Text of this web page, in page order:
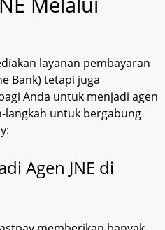
layanan pembayaran
Bank) tetapi juga
Anda untuk menjadi agen
langkah untuk bergabung
Agen JNE di